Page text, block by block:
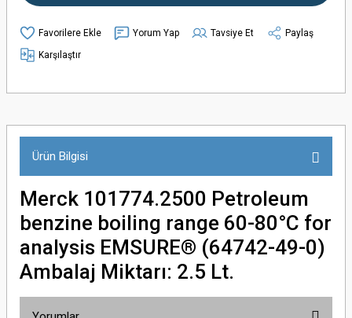
Yorum Yap Tavsiye Et
Paylaş
Karşılaştır
Ürün Bilgisi
Merck 101774.2500 Petroleum
benzine boiling range 60-80°C for
analysis EMSURE® (64742-49-0)
Ambalaj Miktarı: 2.5 Lt.